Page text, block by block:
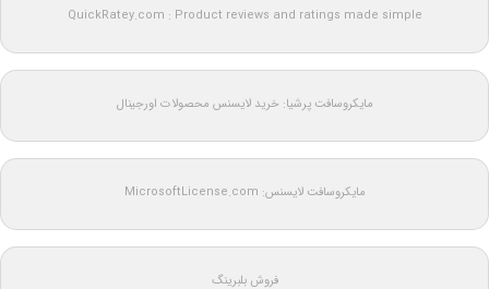
QuickRatey.com : Product reviews and ratings made simple
مایکروسافت پرشیا: خرید لایسنس محصولات اورجینال
مایکروسافت لایسنس: MicrosoftLicense.com
فروش بلبرینگ